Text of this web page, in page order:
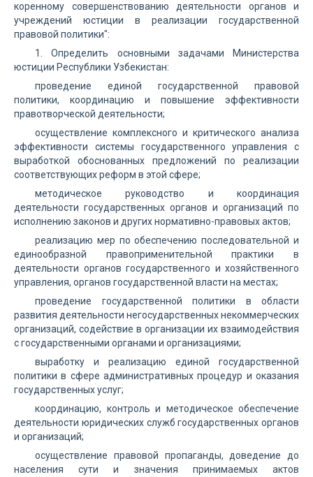
коренному совершенствованию деятельности органов и
учреждений юстиции в реализации государственной
правовой политики":
1. Определить основными задачами Министерства
юстиции Республики Узбекистан:
проведение единой государственной правовой
политики, координацию и повышение эффективности
правотворческой деятельности;
осуществление комплексного и критического анализа
эффективности системы государственного управления с
выработкой обоснованных предложений по реализации
соответствующих реформ в этой сфере;
методическое руководство и координация
деятельности государственных органов и организаций по
исполнению законов и других нормативно-правовых актов;
реализацию мер по обеспечению последовательной и
единообразной правоприменительной практики в
деятельности органов государственного и хозяйственного
управления, органов государственной власти на местах;
проведение государственной политики в области
развития деятельности негосударственных некоммерческих
организаций, содействие в организации их взаимодействия
с государственными органами и организациями;
выработку и реализацию единой государственной
политики в сфере административных процедур и оказания
государственных услуг;
координацию, контроль и методическое обеспечение
деятельности юридических служб государственных органов
и организаций;
осуществление правовой пропаганды, доведение до
населения сути и значения принимаемых актов